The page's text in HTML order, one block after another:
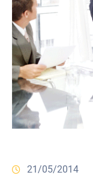
21/05/2014